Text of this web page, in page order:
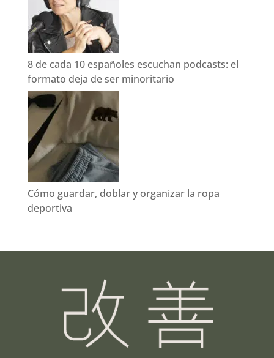
8 de cada 10 españoles escuchan podcasts: el
formato deja de ser minoritario
Cómo guardar, doblar y organizar la ropa
deportiva